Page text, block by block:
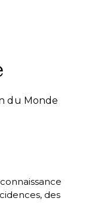
du Monde
des